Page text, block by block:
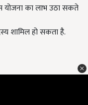
का लाभ उठा सकते
शामिल हो सकता है.